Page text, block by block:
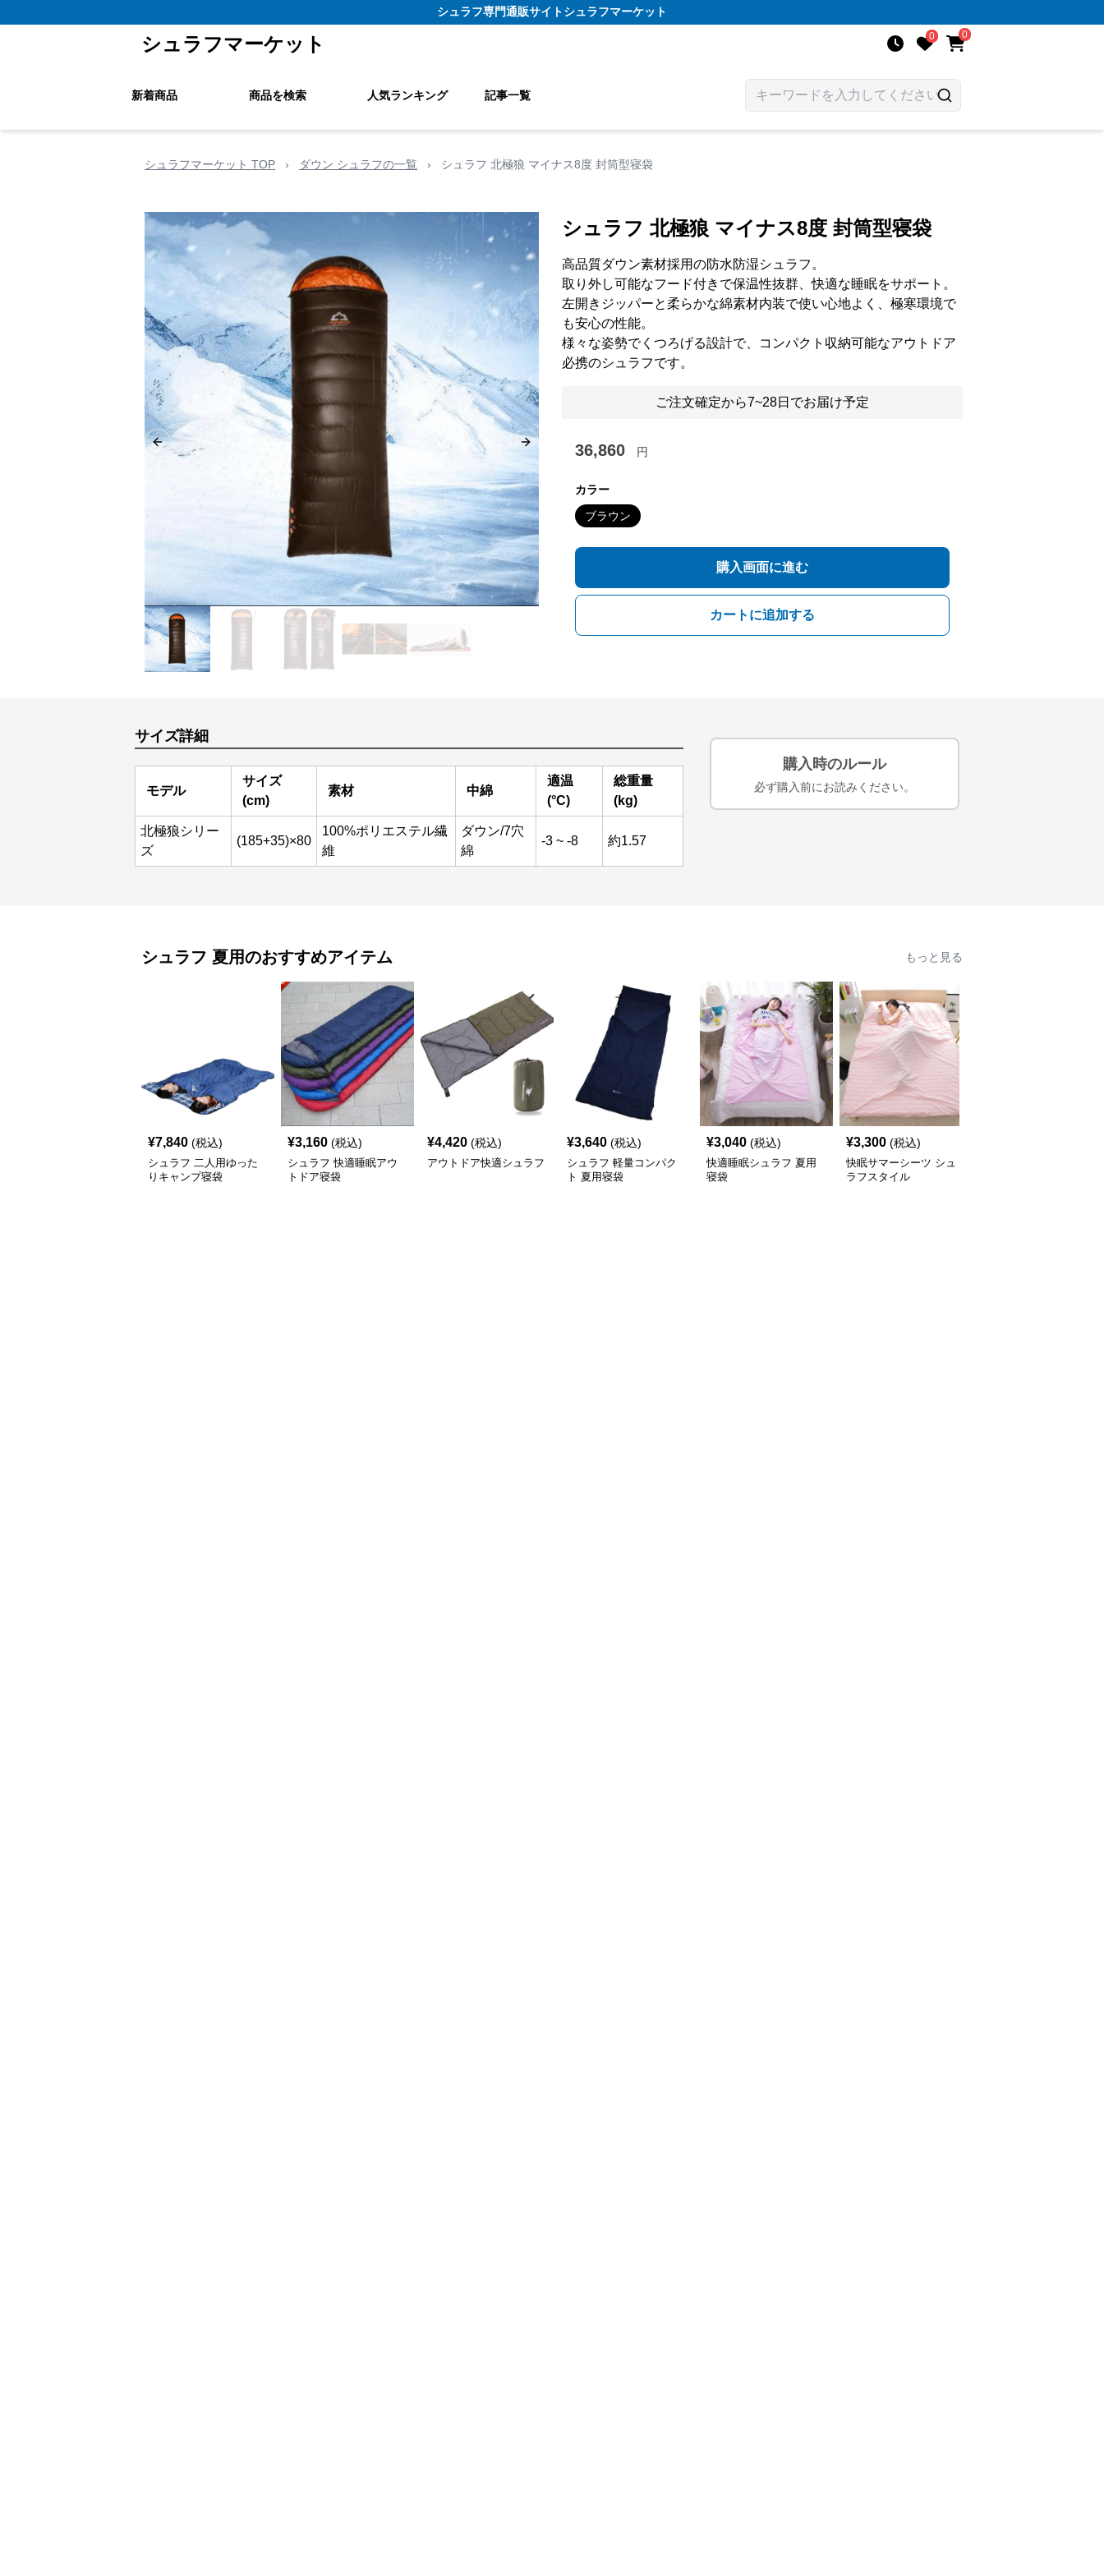
シュラフ専門通販サイトシュラフマーケット
シュラフマーケット 0 0
新着商品 商品を検索 人気ランキング 記事一覧
シュラフマーケット TOP › ダウン シュラフの一覧 › シュラフ 北極狼 マイナス8度 封筒型寝袋
Previous slide Next slide
シュラフ 北極狼 マイナス8度 封筒型寝袋
高品質ダウン素材採用の防水防湿シュラフ。
取り外し可能なフード付きで保温性抜群、快適な睡眠をサポート。
左開きジッパーと柔らかな綿素材内装で使い心地よく、極寒環境で
も安心の性能。
様々な姿勢でくつろげる設計で、コンパクト収納可能なアウトドア
必携のシュラフです。
ご注文確定から7~28日でお届け予定
36,860 円
カラー
ブラウン
購入画面に進む
カートに追加する
サイズ詳細
モデル
サイズ
(cm)
素材 中綿
適温
(°C)
総重量
(kg)
北極狼シリー
ズ
(185+35)×80
100%ポリエステル繊
維
ダウン/7穴
綿
-3 ~ -8 約1.57
購入時のルール
必ず購入前にお読みください。
シュラフ 夏用のおすすめアイテム もっと見る
¥7,840 (税込)
シュラフ 二人用ゆった
りキャンプ寝袋
¥3,160 (税込)
シュラフ 快適睡眠アウ
トドア寝袋
¥4,420 (税込)
アウトドア快適シュラフ
¥3,640 (税込)
シュラフ 軽量コンパク
ト 夏用寝袋
¥3,040 (税込)
快適睡眠シュラフ 夏用
寝袋
¥3,300 (税込)
快眠サマーシーツ シュ
ラフスタイル